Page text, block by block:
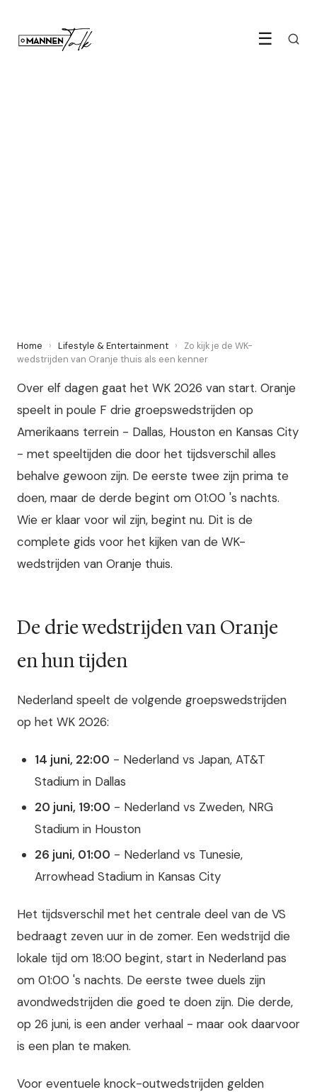
☰
Home › Lifestyle & Entertainment ›
Zo kijk je de WK-
wedstrijden van Oranje thuis als een kenner
Over elf dagen gaat het WK 2026 van start. Oranje
speelt in poule F drie groepswedstrijden op
Amerikaans terrein - Dallas, Houston en Kansas City
- met speeltijden die door het tijdsverschil alles
behalve gewoon zijn. De eerste twee zijn prima te
doen, maar de derde begint om 01:00 's nachts.
Wie er klaar voor wil zijn, begint nu. Dit is de
complete gids voor het kijken van de WK-
wedstrijden van Oranje thuis.
De drie wedstrijden van Oranje
en hun tijden
Nederland speelt de volgende groepswedstrijden
op het WK 2026:
14 juni, 22:00 - Nederland vs Japan, AT&T
Stadium in Dallas
20 juni, 19:00 - Nederland vs Zweden, NRG
Stadium in Houston
26 juni, 01:00 - Nederland vs Tunesie,
Arrowhead Stadium in Kansas City
Het tijdsverschil met het centrale deel van de VS
bedraagt zeven uur in de zomer. Een wedstrijd die
lokale tijd om 18:00 begint, start in Nederland pas
om 01:00 's nachts. De eerste twee duels zijn
avondwedstrijden die goed te doen zijn. Die derde,
op 26 juni, is een ander verhaal - maar ook daarvoor
is een plan te maken.
Voor eventuele knock-outwedstrijden gelden